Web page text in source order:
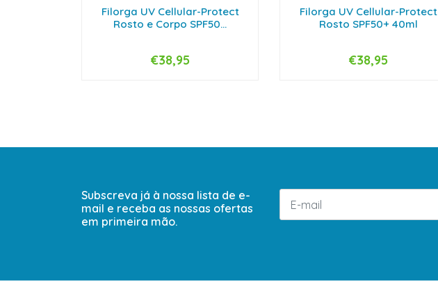
Filorga UV Cellular-Protect
Rosto e Corpo SPF50...
+
€38,95
Filorga UV Cellular-Protect
Rosto SPF50+ 40ml
+
€38,95
Subscreva já à nossa lista de e-
mail e receba as nossas ofertas
em primeira mão.